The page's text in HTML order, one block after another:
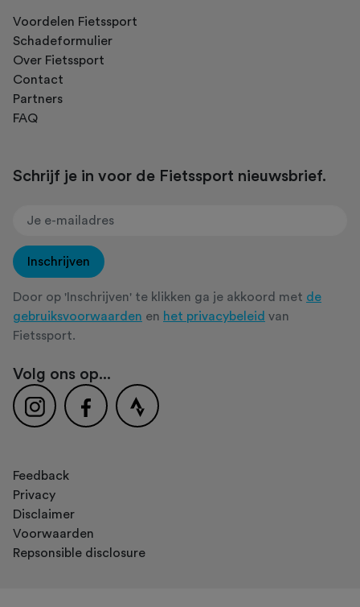
Voordelen Fietssport
Schadeformulier
Over Fietssport
Contact
Partners
FAQ
Schrijf je in voor de Fietssport nieuwsbrief.
Inschrijven
Door op 'Inschrijven' te klikken ga je akkoord met de
gebruiksvoorwaarden en het privacybeleid van
Fietssport.
Volg ons op...
Feedback
Privacy
Disclaimer
Voorwaarden
Repsonsible disclosure